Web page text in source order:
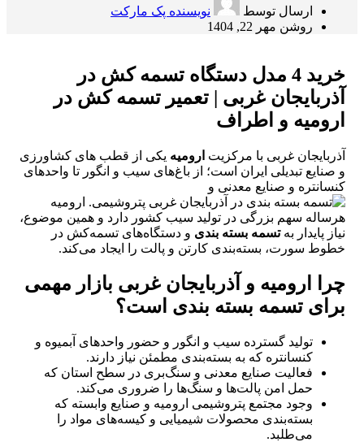
ارسال توسط
نویسنده پک مارکت
روشن مهر 22, 1404
خرید 4 مدل دستگاه تسمه‌ کش در
آذربایجان غربی | تعمیر تسمه کش در
ارومیه و اطراف
آذربایجان غربی با مرکزیت ارومیه یکی از قطب‌ های کشاورزی
و صنایع تبدیلی ایران است؛ از باغ‌های سیب و انگور تا واحدهای
کنسانتره و صنایع معدنی و
پتروشیمی. ارومیه
هرساله سهم بزرگی در تولید سیب کشور دارد و همین موضوع،
نیاز پایدار بهتسمه بسته بندی و دستگاه‌های تسمه‌کش در
خطوط سورت، بسته‌بندی کارتن و پالت را ایجاد می‌کند.
چرا ارومیه و آذربایجان غربی بازار مهمی
برای تسمه بسته بندی است؟
تولید گسترده سیب و انگور و حضور واحدهای آبمیوه و
کنسانتره که به بسته‌بندی مطمئن نیاز دارند.
فعالیت صنایع معدنی و سنگ‌بری در سطح استان که
حمل امن پالت‌ها و سنگ‌ها را ضروری می‌کند.
وجود مجتمع پتروشیمی ارومیه و صنایع وابسته که
بسته‌بندی محصولات شیمیایی و کیسه‌های مواد را
می‌طلبد.